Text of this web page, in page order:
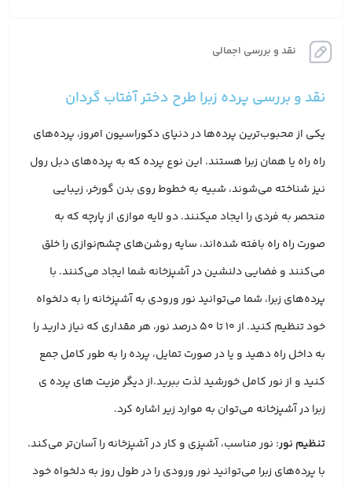
نقد و بررسی اجمالی
نقد و بررسی پرده زبرا طرح دختر آفتاب گردان
یکی از محبوب‌ترین پرده‌ها در دنیای دکوراسیون امروز، پرده‌های
راه راه یا همان زبرا هستند. این نوع پرده که به پرده‌های دبل رول
نیز شناخته می‌شوند، شبیه به خطوط روی بدن گورخر، زیبایی
منحصر به فردی را ایجاد میکنند. دو لایه موازی از پارچه که به
صورت راه راه بافته شده‌اند، سایه روشن‌های چشم‌نوازی را خلق
می‌کنند و فضایی دلنشین در آشپزخانه شما ایجاد می‌کنند. با
پرده‌های زبرا، شما می‌توانید نور ورودی به آشپزخانه را به دلخواه
خود تنظیم کنید. از 10 تا 50 درصد نور، هر مقداری که نیاز دارید را
به داخل راه دهید و یا در صورت تمایل، پرده را به طور کامل جمع
کنید و از نور کامل خورشید لذت ببرید.از دیگر مزیت های پرده ی
زبرا در آشپزخانه می‌توان به موارد زیر اشاره کرد.
تنظیم نور: نور مناسب، آشپزی و کار در آشپزخانه را آسان‌تر می‌کند.
با پرده‌های زبرا می‌توانید نور ورودی را در طول روز به دلخواه خود